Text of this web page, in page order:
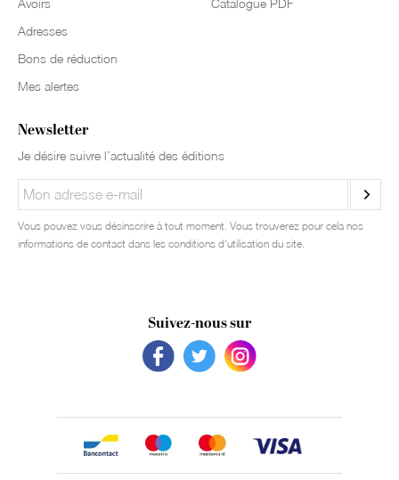
Adresses
Bons de réduction
Mes alertes
Newsletter
Je désire suivre l’actualité des éditions
Vous pouvez vous désinscrire à tout moment. Vous trouverez pour cela nos
informations de contact dans les conditions d'utilisation du site.
Suivez-nous sur